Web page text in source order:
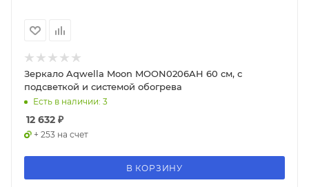
Зеркало Aqwella Moon MOON0206AH 60 см, с
подсветкой и системой обогрева
Есть в наличии: 3
12 632 ₽
+ 253 на счет
В КОРЗИНУ